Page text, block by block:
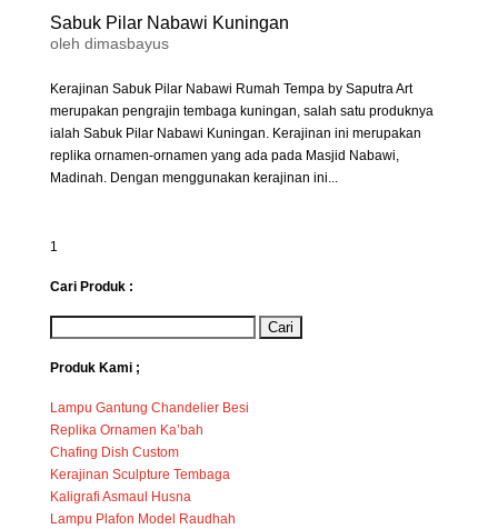
Sabuk Pilar Nabawi Kuningan
oleh dimasbayus
Kerajinan Sabuk Pilar Nabawi Rumah Tempa by Saputra Art
merupakan pengrajin tembaga kuningan, salah satu produknya
ialah Sabuk Pilar Nabawi Kuningan. Kerajinan ini merupakan
replika ornamen-ornamen yang ada pada Masjid Nabawi,
Madinah. Dengan menggunakan kerajinan ini...
1
Cari Produk :
Produk Kami ;
Lampu Gantung Chandelier Besi
Replika Ornamen Ka’bah
Chafing Dish Custom
Kerajinan Sculpture Tembaga
Kaligrafi Asmaul Husna
Lampu Plafon Model Raudhah